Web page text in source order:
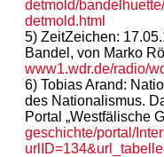
detmold/
detmold.html
5) ZeitZeichen:
Bandel, von Marko
www1.wdr.de/radio/
6) Tobias Arand:
des Nationalismus.
Portal „Westfälische
geschichte/portal/